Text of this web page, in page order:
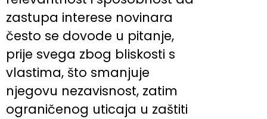
zastupa interese novinara
često se dovode u pitanje,
prije svega zbog bliskosti s
vlastima, što smanjuje
njegovu nezavisnost, zatim
ograničenog uticaja u zaštiti